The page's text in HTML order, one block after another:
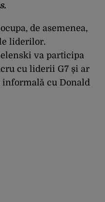
de asemenea,
liderilor.
va participa
cu liderii G7 și ar
informală cu Donald